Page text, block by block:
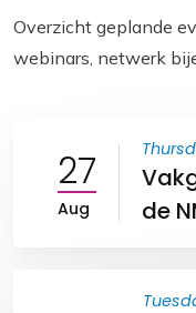
Overzicht geplande
webinars, netwerk
27
Aug
de